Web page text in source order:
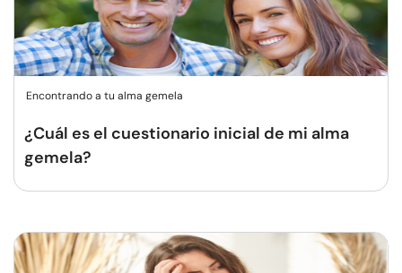
Encontrando a tu alma gemela
¿Cuál es el cuestionario inicial de mi alma
gemela?